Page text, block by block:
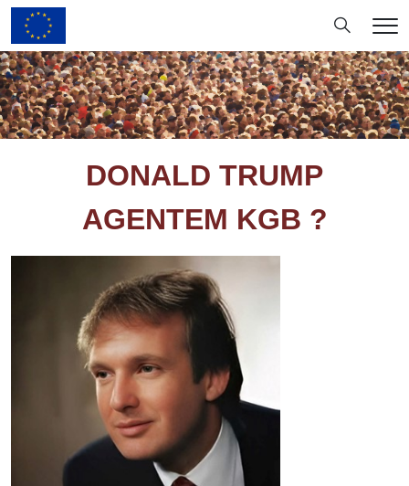
Hledání
DONALD TRUMP
AGENTEM KGB ?